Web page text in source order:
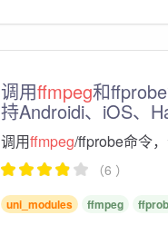
调用ffmpeg和
持Androidi、iOS、
调用ffmpeg/ffprobe命令
（6 ）
uni_modules ffmpeg